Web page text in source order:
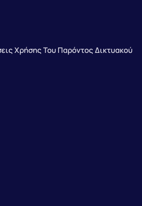
Χρήσης Του Παρόντος Δικτυακού